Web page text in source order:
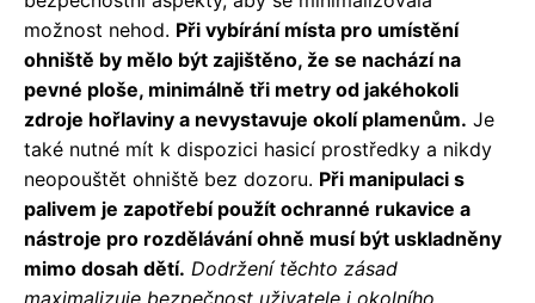
možnost nehod. Při vybírání místa pro umístění
ohniště by mělo být zajištěno, že se nachází na
pevné ploše, minimálně tři metry od jakéhokoli
zdroje hořlaviny a nevystavuje okolí plamenům. Je
také nutné mít k dispozici hasicí prostředky a nikdy
neopouštět ohniště bez dozoru. Při manipulaci s
palivem je zapotřebí použít ochranné rukavice a
nástroje pro rozdělávání ohně musí být uskladněny
mimo dosah dětí. Dodržení těchto zásad
maximalizuje bezpečnost uživatele i okolního